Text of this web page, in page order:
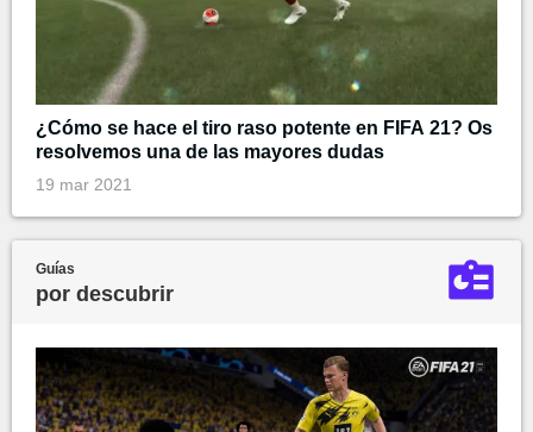
¿Cómo se hace el tiro raso potente en FIFA 21? Os
resolvemos una de las mayores dudas
19 mar 2021
Guías
por descubrir